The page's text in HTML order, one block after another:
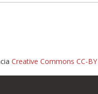
Creative Commons CC-BY